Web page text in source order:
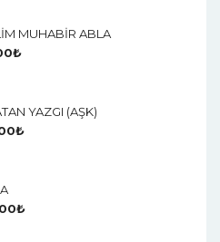
MUHABİR ABLA
₺
YAZGI (AŞK)
₺
₺